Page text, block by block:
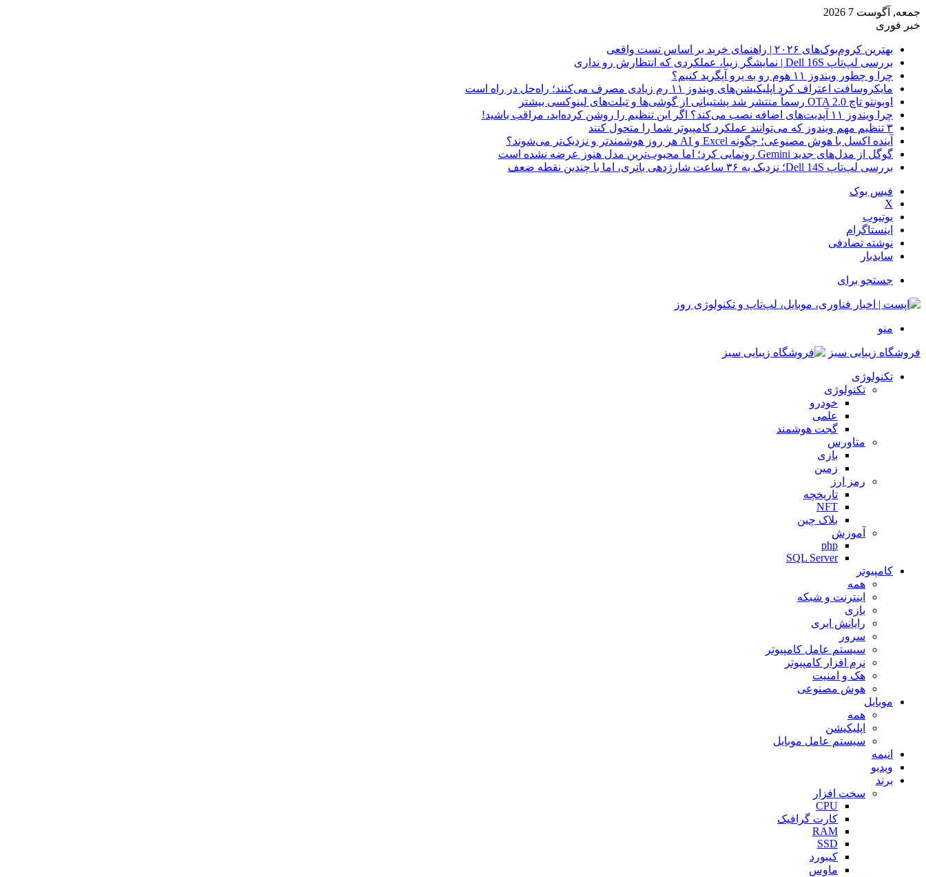
جمعه, آگوست 7 2026
خبر فوری
بهترین کروم‌بوک‌های ۲۰۲۶ | راهنمای خرید بر اساس تست واقعی
بررسی لپ‌تاپ Dell 16S | نمایشگر زیبا، عملکردی که انتظارش رو نداری
چرا و چطور ویندوز ۱۱ هوم رو به پرو آپگرید کنیم؟
مایکروسافت اعتراف کرد اپلیکیشن‌های ویندوز ۱۱ رم زیادی مصرف می‌کنند؛ راه‌حل در راه است
اوبونتو تاچ OTA 2.0 رسماً منتشر شد پشتیبانی از گوشی‌ها و تبلت‌های لینوکسی بیشتر
چرا ویندوز ۱۱ آپدیت‌های اضافه نصب می‌کند؟ اگر این تنظیم را روشن کرده‌اید، مراقب باشید!
۳ تنظیم مهم ویندوز که می‌توانند عملکرد کامپیوتر شما را متحول کنند
آینده اکسل با هوش مصنوعی؛ چگونه Excel و AI هر روز هوشمندتر و نزدیک‌تر می‌شوند؟
گوگل از مدل‌های جدید Gemini رونمایی کرد؛ اما محبوب‌ترین مدل هنوز عرضه نشده است
بررسی لپ‌تاپ Dell 14S؛ نزدیک به ۳۶ ساعت شارژدهی باتری، اما با چندین نقطه ضعف
فیس بوک
X
یوتیوب
اینستاگرام
نوشته تصادفی
سایدبار
جستجو برای
منو
فروشگاه زیبایی سبز
تکنولوژی
تکنولوژی
خودرو
علمی
گجت هوشمند
متاورس
بازی
زمین
رمز ارز
تاریخچه
NFT
بلاک چین
آموزش
php
SQL Server
کامپیوتر
همه
اینترنت و شبکه
بازی
رایانش ابری
سرور
سیستم عامل کامپیوتر
نرم افزار کامپیوتر
هک و امنیت
هوش مصنوعی
موبایل
همه
اپلیکیشن
سیستم عامل موبایل
انیمه
ویدیو
برند
سخت افزار
CPU
کارت گرافیک
RAM
SSD
کیبورد
ماوس